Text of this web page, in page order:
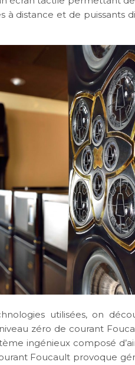
à distance et de puissants
utilisées, on
zéro de courant
ingénieux composé
Foucault provoque